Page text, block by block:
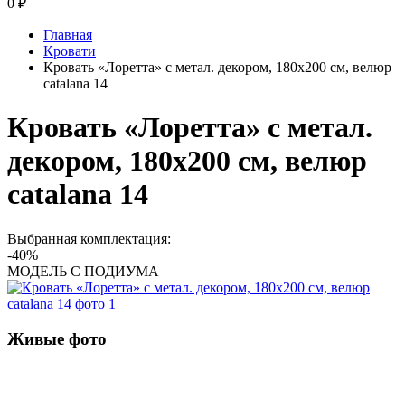
0 ₽
Главная
Кровати
Кровать «Лоретта» с метал. декором, 180x200 см, велюр
catalana 14
Кровать «Лоретта» с метал.
декором, 180x200 см, велюр
catalana 14
Выбранная комплектация:
-40%
МОДЕЛЬ С ПОДИУМА
Живые фото